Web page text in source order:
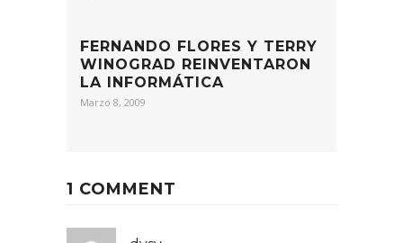
FERNANDO FLORES Y TERRY
WINOGRAD REINVENTARON
LA INFORMÁTICA
Marzo 8, 2009
1 COMMENT